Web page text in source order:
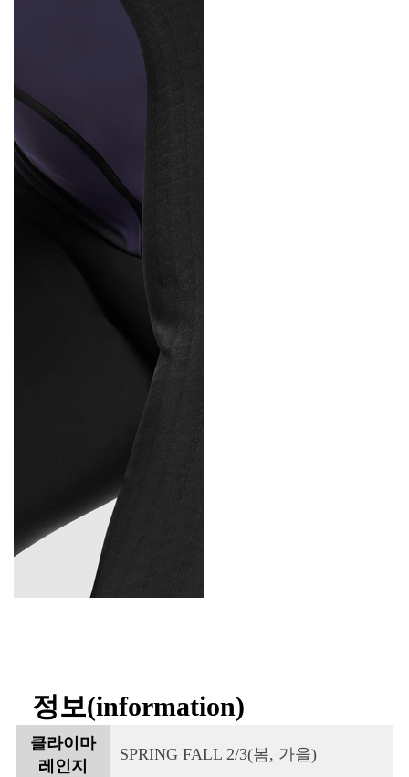
정보(information)
클라이마
레인지
SPRING FALL 2/3(봄, 가을)